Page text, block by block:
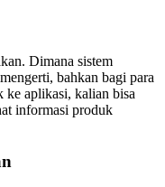
Dimana sistem
bahkan bagi para
ke aplikasi, kalian bisa
informasi produk